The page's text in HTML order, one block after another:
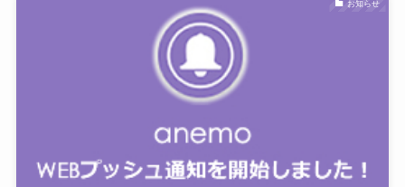
お知らせ